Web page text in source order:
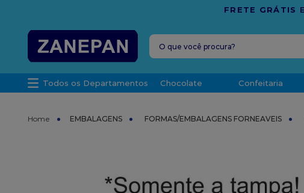
O que você procura?
Todos os Departamentos Chocolate Confeitaria
EMBALAGENS FORMAS/EMBALAGENS FORNEAVEIS
leite condensado